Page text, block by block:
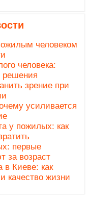
человеком
человека:
решения
зрение при
усиливается
у пожилых: как
первые
за возраст
в Киеве: как
качество жизни